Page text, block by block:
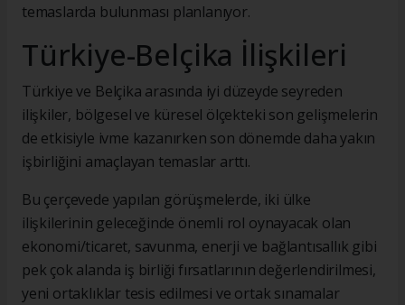
temaslarda bulunması planlanıyor.
Türkiye-Belçika İlişkileri
Türkiye ve Belçika arasında iyi düzeyde seyreden
ilişkiler, bölgesel ve küresel ölçekteki son gelişmelerin
de etkisiyle ivme kazanırken son dönemde daha yakın
işbirliğini amaçlayan temaslar arttı.
Bu çerçevede yapılan görüşmelerde, iki ülke
ilişkilerinin geleceğinde önemli rol oynayacak olan
ekonomi/ticaret, savunma, enerji ve bağlantısallık gibi
pek çok alanda iş birliği fırsatlarının değerlendirilmesi,
yeni ortaklıklar tesis edilmesi ve ortak sınamalar